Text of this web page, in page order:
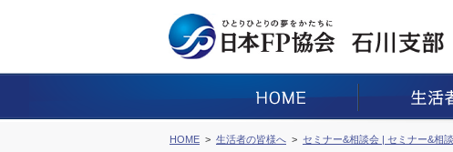
HOME 生活者の皆様へ セミナー&相談会 | セミナー&相